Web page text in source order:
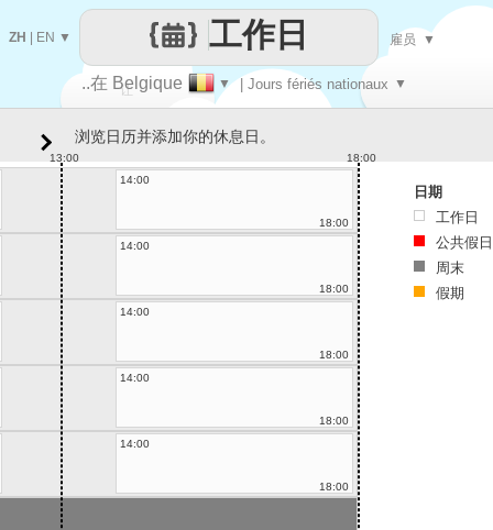
让
每一天
..在 Belgique ▼ | Jours fériés nationaux ▼
工作日
ZH EN ▼ 雇员 ▼
浏览日历并添加你的休息日。
13:00
18:00
14:00
18:00
14:00
18:00
14:00
18:00
14:00
18:00
14:00
18:00
日期
工作日
公共假日
周末
假期